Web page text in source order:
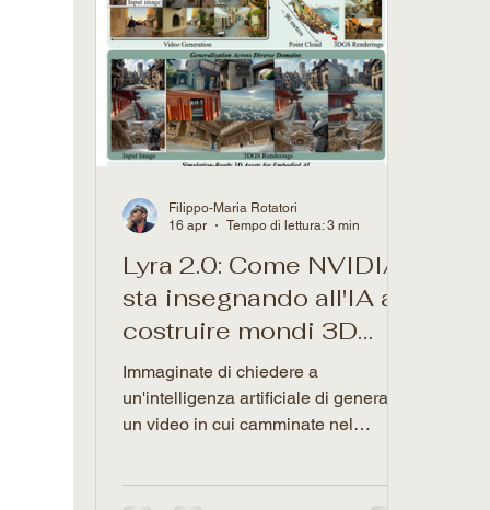
Lyra 2.0: Come NVIDIA
sta insegnando all'IA a
costruire mondi 3D
infiniti e persistenti
Immaginate di chiedere a
un'intelligenza artificiale di generare
un video in cui camminate nel
Filippo-Maria Rotatori
16 apr
Tempo di lettura: 3 min